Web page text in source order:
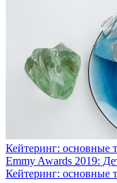
Кейтеринг: основные
Emmy Awards 2019:
Кейтеринг: основные